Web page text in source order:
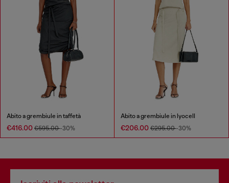
Abito a grembiule in taffetà
€416.00 €595.00-30%
Abito a grembiule in lyocell
€206.00 €295.00-30%